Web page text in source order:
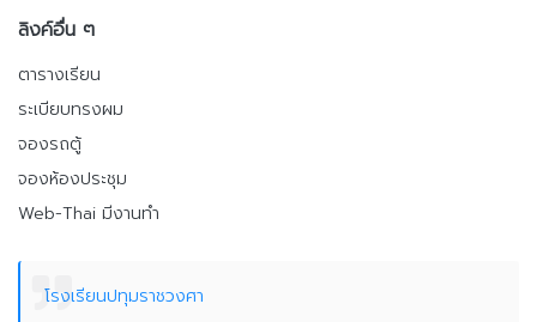
ลิงค์อื่น ๆ
ตารางเรียน
ระเบียบทรงผม
จองรถตู้
จองห้องประชุม
Web-Thai มีงานทำ
โรงเรียนปทุมราชวงศา